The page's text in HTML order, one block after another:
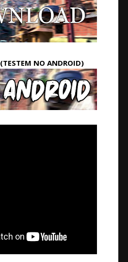
(TESTEM NO ANDROID)